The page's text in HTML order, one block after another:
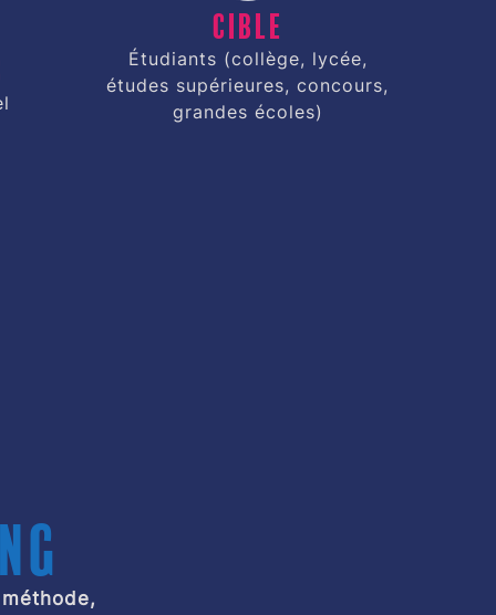
Cible
Étudiants (collège, lycée,
études supérieures, concours,
grandes écoles)